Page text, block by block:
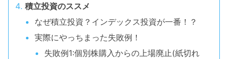
積立投資のススメ
なぜ積立投資？インデックス投資が一番！？
実際にやっちまった失敗例！
失敗例1:個別株購入からの上場廃止(紙切れ